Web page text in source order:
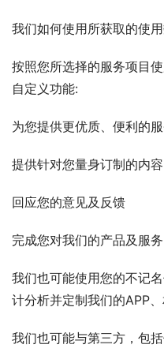
我们如何使用所获取的使
按照您所选择的服务项目
自定义功能:
为您提供更优质、便利的
提供针对您量身订制的内
回应您的意见及反馈
完成您对我们的产品及服
我们也可能使用您的不记
计分析并定制我们的APP、
我们也可能与第三方，包